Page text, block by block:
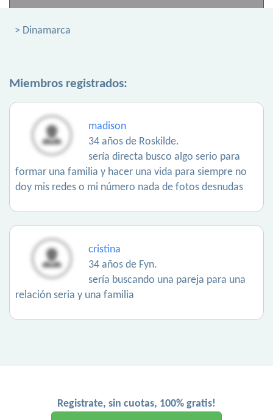
> Dinamarca
Miembros registrados:
madison
34 años de Roskilde.
sería directa busco algo serio para
formar una familia y hacer una vida para siempre no
doy mis redes o mi número nada de fotos desnudas
cristina
34 años de Fyn.
sería buscando una pareja para una
relación seria y una familia
Registrate, sin cuotas, 100% gratis!